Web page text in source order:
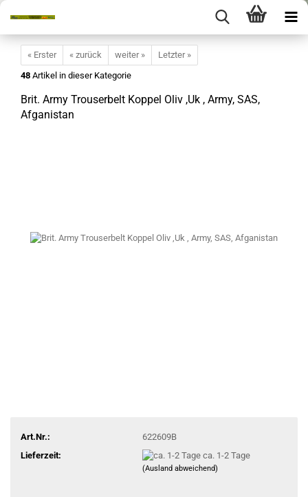
« Erster « zurück weiter »
Letzter »
48 Artikel in dieser Kategorie
Brit. Army Trouserbelt Koppel Oliv ,Uk , Army, SAS,
Afganistan
Art.Nr.:
622609B
Lieferzeit:
ca. 1-2 Tage
(Ausland abweichend)